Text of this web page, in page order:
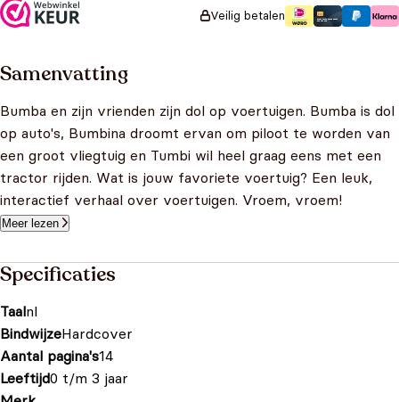
Veilig betalen
Samenvatting
Bumba en zijn vrienden zijn dol op voertuigen. Bumba is dol
op auto's, Bumbina droomt ervan om piloot te worden van
een groot vliegtuig en Tumbi wil heel graag eens met een
tractor rijden. Wat is jouw favoriete voertuig? Een leuk,
interactief verhaal over voertuigen. Vroem, vroem!
Meer lezen
Specificaties
Taalnl
BindwijzeHardcover
Aantal pagina's14
Leeftijd0 t/m 3 jaar